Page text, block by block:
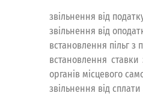
звільнення від
звільнення від
встановлення пільг з
встановлення
органів місцевого
звільнення від